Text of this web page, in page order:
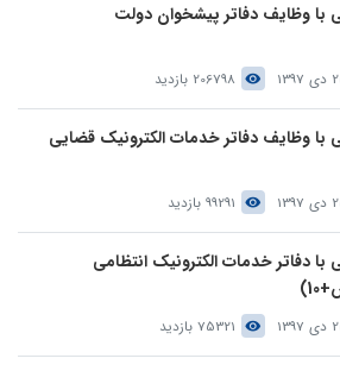
با وظایف دفاتر پیشخوان دولت
206798 بازدید
با وظایف دفاتر خدمات الکترونیک قضایی
99291 بازدید
با دفاتر خدمات الکترونیک انتظامی
75321 بازدید